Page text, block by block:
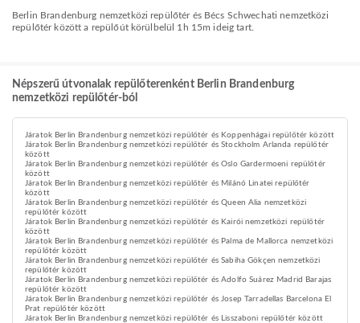
Berlin Brandenburg nemzetközi repülőtér és Bécs Schwechati nemzetközi
repülőtér között a repülőút körülbelül 1h 15m ideig tart.
Népszerű útvonalak repülőterenként Berlin Brandenburg
nemzetközi repülőtér-ból
Járatok Berlin Brandenburg nemzetközi repülőtér és Koppenhágai repülőtér között
Járatok Berlin Brandenburg nemzetközi repülőtér és Stockholm Arlanda repülőtér
között
Járatok Berlin Brandenburg nemzetközi repülőtér és Oslo Gardermoeni repülőtér
között
Járatok Berlin Brandenburg nemzetközi repülőtér és Milánó Linatei repülőtér
között
Járatok Berlin Brandenburg nemzetközi repülőtér és Queen Alia nemzetközi
repülőtér között
Járatok Berlin Brandenburg nemzetközi repülőtér és Kairói nemzetközi repülőtér
között
Járatok Berlin Brandenburg nemzetközi repülőtér és Palma de Mallorca nemzetközi
repülőtér között
Járatok Berlin Brandenburg nemzetközi repülőtér és Sabiha Gökçen nemzetközi
repülőtér között
Járatok Berlin Brandenburg nemzetközi repülőtér és Adolfo Suárez Madrid Barajas
repülőtér között
Járatok Berlin Brandenburg nemzetközi repülőtér és Josep Tarradellas Barcelona El
Prat repülőtér között
Járatok Berlin Brandenburg nemzetközi repülőtér és Lisszaboni repülőtér között